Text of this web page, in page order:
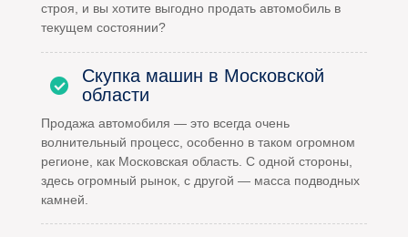
строя, и вы хотите выгодно продать автомобиль в
текущем состоянии?
Скупка машин в Московской
области
Продажа автомобиля — это всегда очень
волнительный процесс, особенно в таком огромном
регионе, как Московская область. С одной стороны,
здесь огромный рынок, с другой — масса подводных
камней.